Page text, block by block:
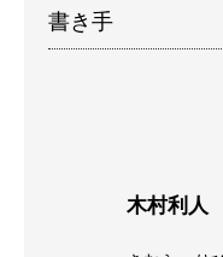
書き手
木村利人